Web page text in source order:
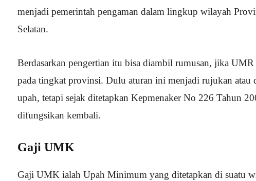
menjadi pemerintah pengaman dalam lingkup wilayah
Selatan.
Berdasarkan pengertian itu bisa diambil rumusan, jika
pada tingkat provinsi. Dulu aturan ini menjadi rujukan atau
upah, tetapi sejak ditetapkan Kepmenaker No 226 Tahun
difungsikan kembali.
Gaji UMK
Gaji UMK ialah Upah Minimum yang ditetapkan di suatu